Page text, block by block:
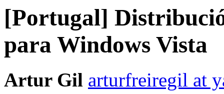
[Portugal]
para Windows Vista
Artur Gil arturfreiregil at